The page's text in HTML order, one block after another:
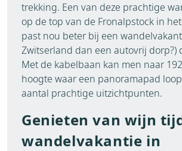
trekking. Een van deze prachtige
op de top van de Fronalpstock in
past nou beter bij een
Zwitserland dan een autovrij dorp?)
Met de kabelbaan kan men naar
hoogte waar een panoramapad
aantal prachtige uitzichtpunten.
Genieten van wijn
wandelvakantie in